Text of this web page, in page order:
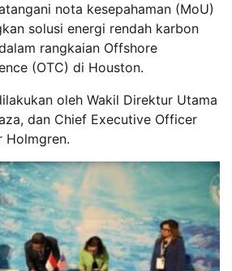
nota kesepahaman (MoU)
solusi energi rendah karbon
rangkaian Offshore
(OTC) di Houston.
oleh Wakil Direktur Utama
dan Chief Executive Officer
Holmgren.